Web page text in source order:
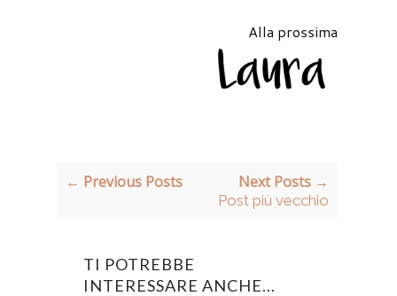
Alla prossima
← Previous Posts Next Posts →
Post più vecchio
TI POTREBBE
INTERESSARE ANCHE...